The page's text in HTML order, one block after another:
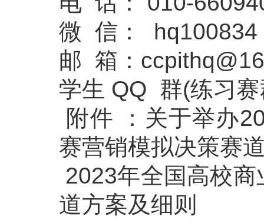
微 信： hq100834
邮 箱：
学生 QQ 群(练习
附件 ： 关于举办
赛营销模拟决策赛
2023年全国高校
道方案及细则